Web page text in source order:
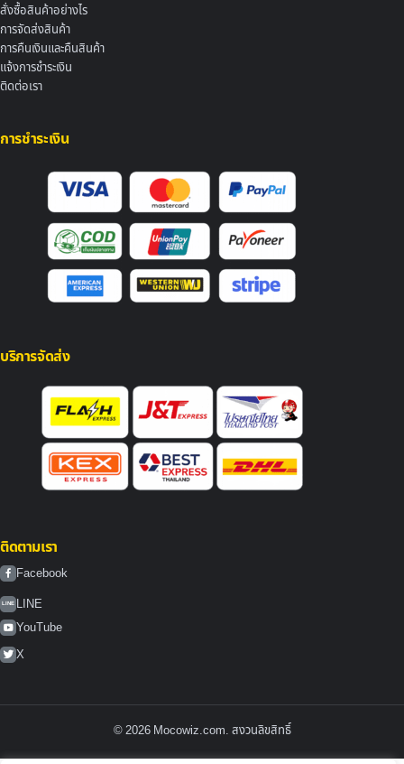
สั่งซื้อสินค้าอย่างไร
การจัดส่งสินค้า
การคืนเงินและคืนสินค้า
แจ้งการชำระเงิน
ติดต่อเรา
การชำระเงิน
บริการจัดส่ง
ติดตามเรา
Facebook
LINE LINE
YouTube
X
© 2026 Mocowiz.com. สงวนลิขสิทธิ์